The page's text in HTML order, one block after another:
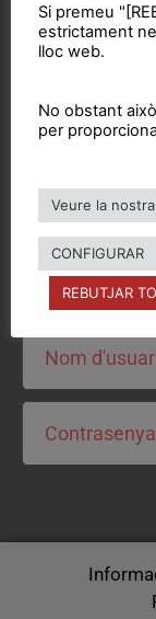
Intranet
Si premeu
estrictament
lloc web.
No obstant
per
Veure la
CONFIGURAR
REBUTJAR